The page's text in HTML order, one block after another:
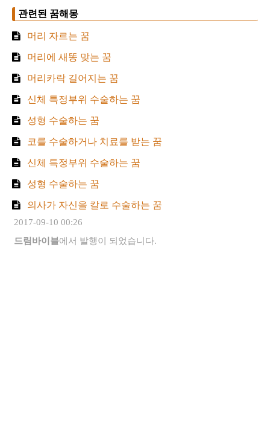
관련된 꿈해몽
머리 자르는 꿈
머리에 새똥 맞는 꿈
머리카락 길어지는 꿈
신체 특정부위 수술하는 꿈
성형 수술하는 꿈
코를 수술하거나 치료를 받는 꿈
신체 특정부위 수술하는 꿈
성형 수술하는 꿈
의사가 자신을 칼로 수술하는 꿈
2017-09-10 00:26
드림바이블에서 발행이 되었습니다.